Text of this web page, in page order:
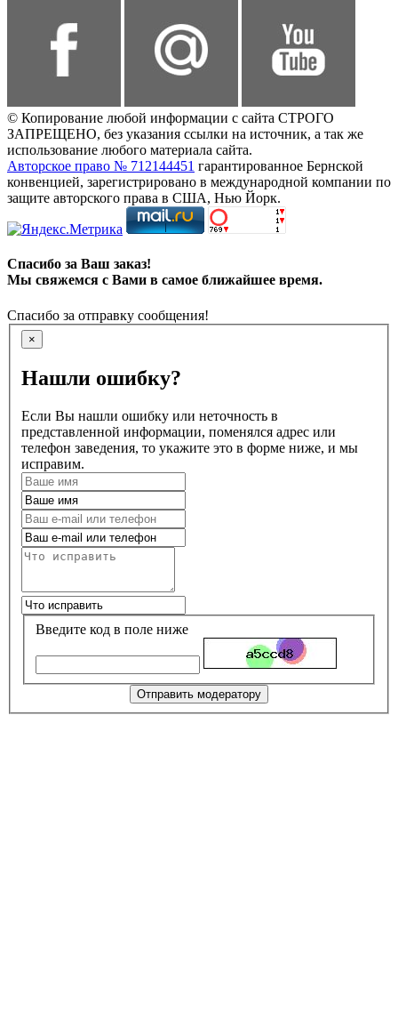
© Копирование любой информации с сайта СТРОГО
ЗАПРЕЩЕНО, без указания ссылки на источник, а так же
использование любого материала сайта.
Авторское право № 712144451 гарантированное Бернской
конвенцией, зарегистрировано в международной компании по
защите авторского права в США, Нью Йорк.
Спасибо за Ваш заказ!
Мы свяжемся с Вами в самое ближайшее время.
Спасибо за отправку сообщения!
×
Нашли ошибку?
Если Вы нашли ошибку или неточность в
представленной информации, поменялся адрес или
телефон заведения, то укажите это в форме ниже, и мы
исправим.
Введите код в поле ниже
Отправить модератору